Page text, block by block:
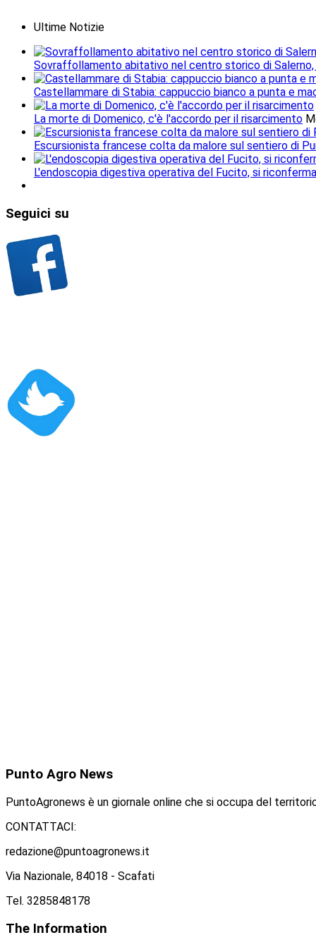
Ultime Notizie
Sovraffollamento abitativo nel centro storico di
Castellammare di Stabia: cappuccio bianco a punta e
La morte di Domenico, c'è l'accordo per il risarcimento
Escursionista francese colta da malore sul sentiero di
L'endoscopia digestiva operativa del Fucito, si
Seguici su
Punto Agro News
PuntoAgronews è un giornale online che si occupa del
CONTATTACI:
redazione@puntoagronews.it
Via Nazionale, 84018 - Scafati
Tel. 3285848178
The Information